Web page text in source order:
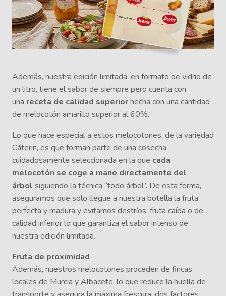
Además, nuestra edición limitada, en formato de vidrio de
un litro, tiene el sabor de siempre pero cuenta con
una receta de calidad superiorhecha con una cantidad
de melocotón amarillo superior al 60%.
Lo que hace especial a estos melocotones, de la variedad
Cáterin, es que forman parte de una cosecha
cuidadosamente seleccionada en la que cada
melocotón se coge a mano directamente del
árbol siguiendo la técnica “todo árbol”. De esta forma,
aseguramos que solo llegue a nuestra botella la fruta
perfecta y madura y evitamos destríos, fruta caída o de
calidad inferior lo que garantiza el sabor intenso de
nuestra edición limitada.
Fruta de proximidad
Además, nuestros melocotones proceden de fincas
locales de Murcia y Albacete, lo que reduce la huella de